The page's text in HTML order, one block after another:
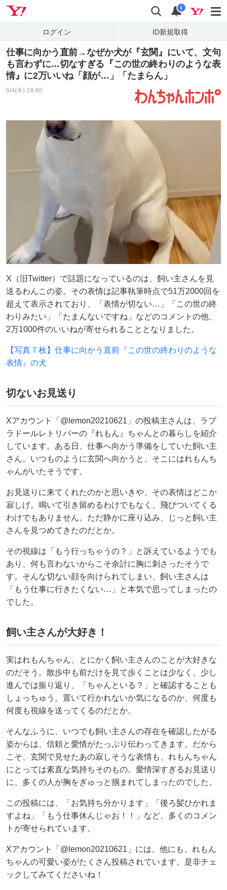
検索 通知
i
ログイン ID新規取得
仕事に向かう直前→なぜか犬が『玄関』にいて、文句
も言わずに…切なすぎる『この世の終わりのような表
情』に2万いいね「顔が…」「たまらん」
6/4(木) 18:40
X（旧Twitter）で話題になっているのは、飼い主さんを見
送るわんこの姿。その表情は記事執筆時点で51万2000回を
超えて表示されており、「表情が切ない…」「この世の終
わりみたい」「たまんないですね」などのコメントの他、
2万1000件のいいねが寄せられることとなりました。
【写真７枚】仕事に向かう直前『この世の終わりのような
表情』の犬
切ないお見送り
Xアカウント「@lemon20210621」の投稿主さんは、ラブ
ラドールレトリバーの『れもん』ちゃんとの暮らしを紹介
しています。ある日、仕事へ向かう準備をしていた飼い主
さん。いつものように玄関へ向かうと、そこにはれもんち
ゃんがいたそうです。
お見送りに来てくれたのかと思いきや、その表情はどこか
寂しげ。鳴いて引き留めるわけでもなく、飛びついてくる
わけでもありません。ただ静かに座り込み、じっと飼い主
さんを見つめてきたのだとか。
その視線は「もう行っちゃうの？」と訴えているようでも
あり、何も言わないからこそ余計に胸に刺さったそうで
す。そんな切ない顔を向けられてしまい、飼い主さんは
「もう仕事に行きたくない…」と本気で思ってしまったの
でした。
飼い主さんが大好き！
実はれもんちゃん、とにかく飼い主さんのことが大好きな
のだそう。散歩中も前だけを見て歩くことは少なく、少し
進んでは振り返り、「ちゃんといる？」と確認することも
しょっちゅう。置いて行かれないか気になるのか、何度も
何度も視線を送ってくるのだとか。
そんなふうに、いつでも飼い主さんの存在を確認したがる
姿からは、信頼と愛情がたっぷり伝わってきます。だから
こそ、玄関で見せたあの寂しそうな表情も、れもんちゃん
にとっては素直な気持ちそのもの。愛情深すぎるお見送り
に、多くの人が胸をぎゅっと掴まれてしまったのでした。
この投稿には、「お気持ち分かります」「後ろ髪ひかれま
すよね」「もう仕事休んじゃお！！」など、多くのコメン
トが寄せられています。
Xアカウント「@lemon20210621」には、他にも、れもん
ちゃんの可愛い姿がたくさん投稿されています。是非チェ
ックしてみてくださいね！